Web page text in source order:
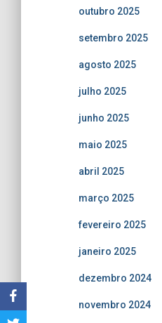
outubro 2025
setembro 2025
agosto 2025
julho 2025
junho 2025
maio 2025
abril 2025
março 2025
fevereiro 2025
janeiro 2025
dezembro 2024
novembro 2024